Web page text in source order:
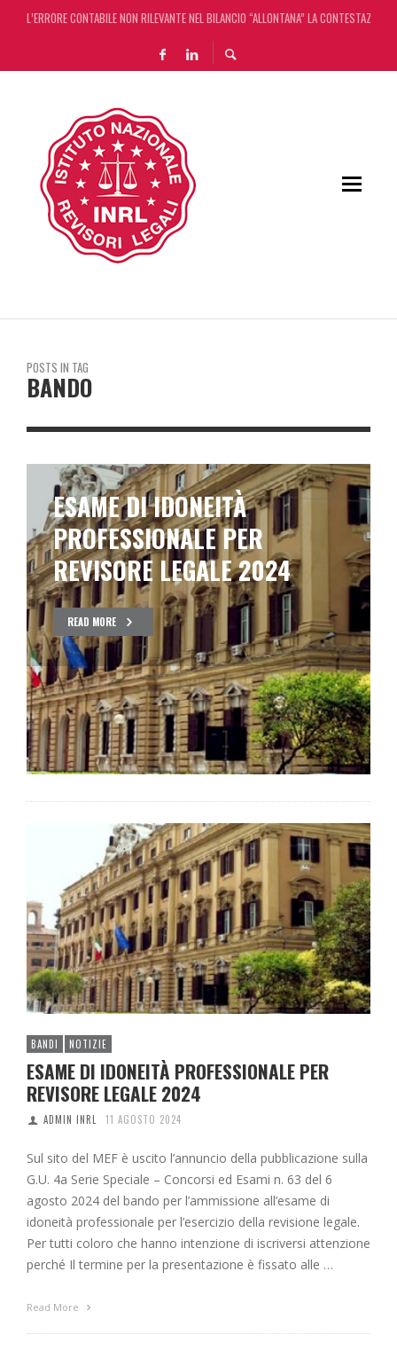
L’ERRORE CONTABILE NON RILEVANTE NEL BILANCIO “ALLONTANA” LA CONTESTAZIONE
DECRETO OMNIBUS: CON IL CONCORDATO UNO ‘SCUDO’ FISCALE DI 4 ANNI
CHIUSURA ESTIVA DELLA RASSEGNA STAMPA INRL: DAL 10 AL 24 AGOSTO
POSTS IN TAG
BANDO
ESAME DI IDONEITÀ
PROFESSIONALE PER
REVISORE LEGALE 2024
READ MORE
BANDI NOTIZIE
ESAME DI IDONEITÀ PROFESSIONALE PER
REVISORE LEGALE 2024
ADMIN INRL 11 AGOSTO 2024
Sul sito del MEF è uscito l’annuncio della pubblicazione sulla
G.U. 4a Serie Speciale – Concorsi ed Esami n. 63 del 6
agosto 2024 del bando per l’ammissione all’esame di
idoneità professionale per l’esercizio della revisione legale.
Per tutti coloro che hanno intenzione di iscriversi attenzione
perché Il termine per la presentazione è fissato alle …
Read More